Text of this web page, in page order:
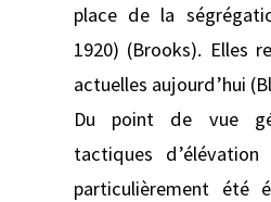
place de la
1920) (Brooks). Elles
actuelles aujourd’hui
Du point de vue
tactiques
particulièrement été